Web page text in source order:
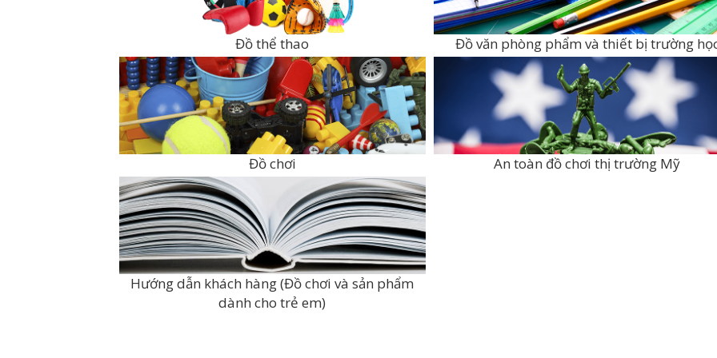
Đồ thể thao Đồ văn phòng phẩm và thiết bị trường
Đồ chơi An toàn đồ chơi thị trường Mỹ
Hướng dẫn khách hàng (Đồ chơi và sản phẩm
dành cho trẻ em)